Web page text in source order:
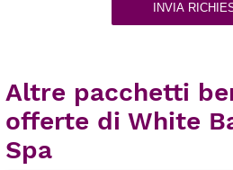
INVIA
Altre pacchetti
offerte di White
Spa